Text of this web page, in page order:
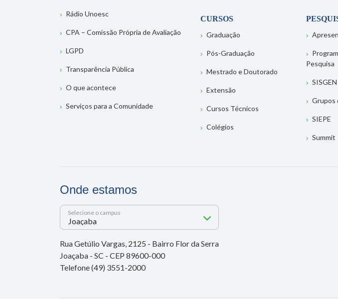
Rádio Unoesc
CPA – Comissão Própria de Avaliação
LGPD
Transparência Pública
O que acontece
Serviços para a Comunidade
CURSOS
Graduação
Pós-Graduação
Mestrado e Doutorado
Extensão
Cursos Técnicos
Colégios
Pesquisa
SISGEN
Grupos
SIEPE
Summit
Onde estamos
Selecione o campus
Rua Getúlio Vargas, 2125 - Bairro Flor da Serra
Joaçaba - SC - CEP 89600-000
Telefone (49) 3551-2000